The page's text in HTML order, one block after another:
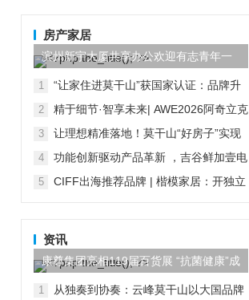
房产家居
滨州新宇大厦共享办公欢迎有志青年一
起创业办公
1
“让家住进莫干山”获国家认证：品牌升
基座
2
精于细节·智享未来| AWE2026阿奇立克
3
让理想精准落地！莫干山“好房子”实现
制节全面呈现
4
功能创新驱动产品革新 ，吉谷鲜加壹电
5
CIFF出海推荐品牌 | 楷模家居：开独立
资讯
康尊集团亮相119届百货展 “抗菌健康”成
家居升级第一关键词
1
从独奏到协奏：云峰莫干山以大国品牌